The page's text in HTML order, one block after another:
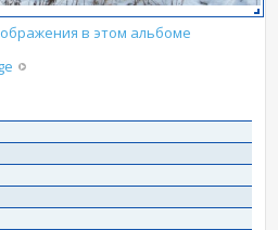
в этом альбоме